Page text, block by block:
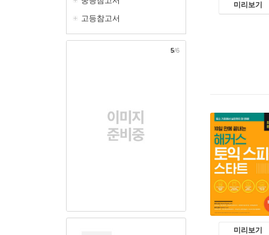
고등참고서
5/6
미리보기
미리보기